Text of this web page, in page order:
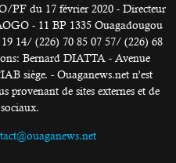
PF du 17 février 2020 - Directeur
- 11 BP 1335 Ouagadougou
14/ (226) 70 85 07 57/ (226) 68
Bernard DIATTA - Avenue
siège. - Ouaganews.net n’est
provenant de sites externes et de